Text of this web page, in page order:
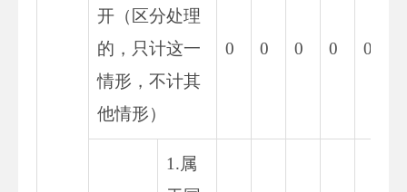
开（区分处理
的，只计这一
情形，不计其
他情形）
0 0 0 0 0
1.属